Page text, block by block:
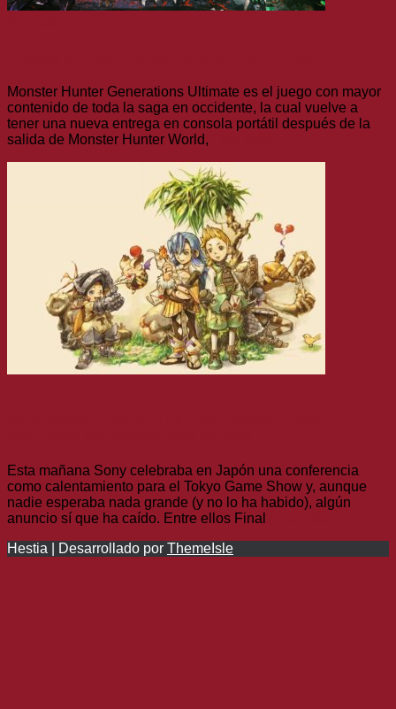
Monster Hunter Generations Ultimate es el juego con mayor
contenido de toda la saga en occidente, la cual vuelve a
tener una nueva entrega en consola portátil después de la
salida de Monster Hunter World,
Esta mañana Sony celebraba en Japón una conferencia
como calentamiento para el Tokyo Game Show y, aunque
nadie esperaba nada grande (y no lo ha habido), algún
anuncio sí que ha caído. Entre ellos Final
Hestia | Desarrollado por ThemeIsle